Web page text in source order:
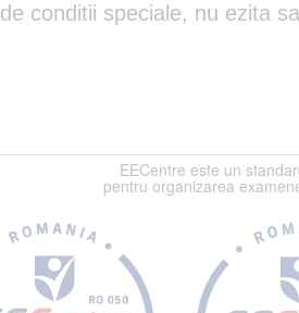
conditii speciale, nu ezita
EECentre este un
pentru organizarea